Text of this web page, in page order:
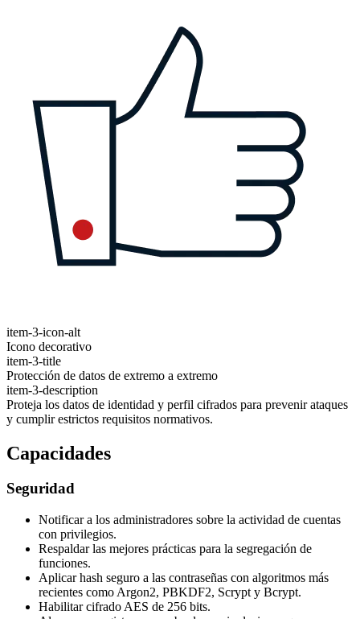
item-3-icon-alt
Icono decorativo
item-3-title
Protección de datos de extremo a extremo
item-3-description
Proteja los datos de identidad y perfil cifrados para prevenir ataques
y cumplir estrictos requisitos normativos.
Capacidades
Seguridad
Notificar a los administradores sobre la actividad de cuentas
con privilegios.
Respaldar las mejores prácticas para la segregación de
funciones.
Aplicar hash seguro a las contraseñas con algoritmos más
recientes como Argon2, PBKDF2, Scrypt y Bcrypt.
Habilitar cifrado AES de 256 bits.